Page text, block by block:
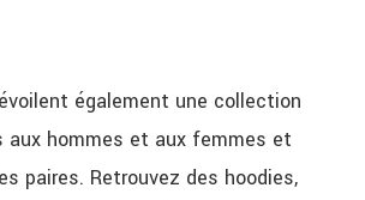
également une collection
hommes et aux femmes et
paires. Retrouvez des hoodies,